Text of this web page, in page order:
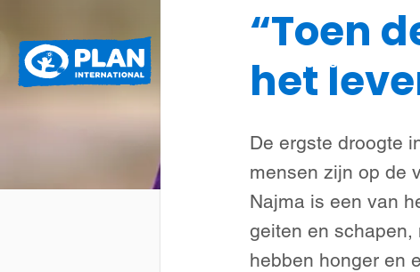
Wat we doen
“Toen
het
De ergste droogte
mensen zijn op de
Najma is een van
geiten en
hebben honger en